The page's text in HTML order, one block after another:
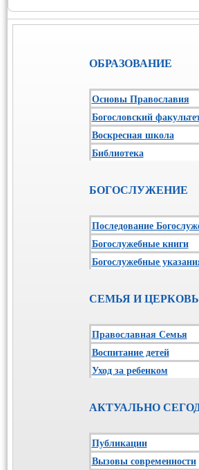
ОБРАЗОВАНИЕ
Основы Православия
Богословский
Воскресная школа
Библиотека
БОГОСЛУЖЕНИЕ
Последование
Богослужебные книги
Богослужебные
СЕМЬЯ И ЦЕРКОВЬ
Православная Семья
Воспитание детей
Уход за ребенком
АКТУАЛЬНО
Публикации
Вызовы современности